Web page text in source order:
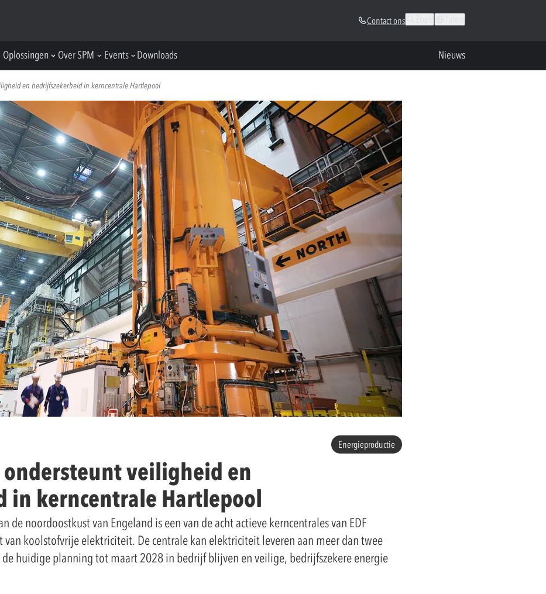
Contact ons
Oplossingen Over SPM Events Downloads Nieuws
en bedrijfszekerheid in kerncentrale Hartlepool
Energieproductie
ondersteunt veiligheid en
in kerncentrale Hartlepool
de noordoostkust van Engeland is een van de acht actieve kerncentrales van EDF
van koolstofvrije elektriciteit. De centrale kan elektriciteit leveren aan meer dan twee
huidige planning tot maart 2028 in bedrijf blijven en veilige, bedrijfszekere energie